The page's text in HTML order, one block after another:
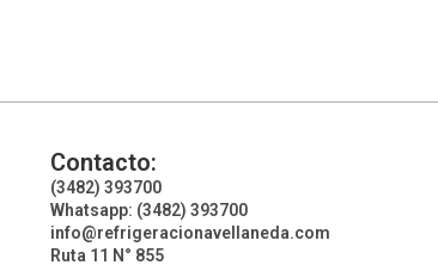
Contacto:
(3482) 393700
Whatsapp: (3482) 393700
info@refrigeracionavellaneda.com
Ruta 11 N° 855